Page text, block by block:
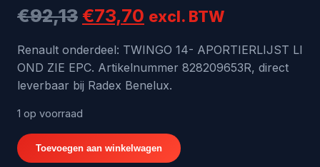
€92,13Oorspronkelijke
prijs
was:
€73,70 Huidige
prijs
is:
excl. BTW
Renault onderdeel: TWINGO 14- APORTIERLIJST LI
OND ZIE EPC. Artikelnummer 828209653R, direct
leverbaar bij Radex Benelux.
1 op voorraad
TWINGO
14-
Toevoegen aan winkelwagen